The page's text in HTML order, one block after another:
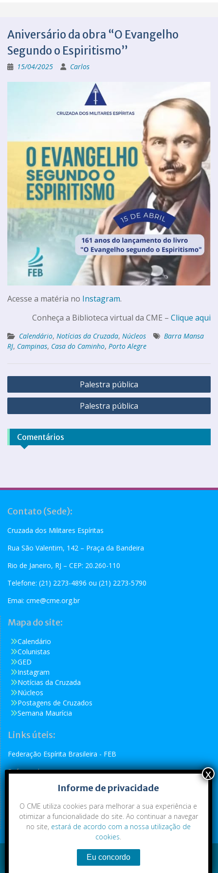
Aniversário da obra “O Evangelho
Segundo o Espiritismo”
15/04/2025 Carlos
Acesse a matéria no Instagram.
Conheça a Biblioteca virtual da CME – Clique aqui
Calendário, Notícias da Cruzada, Núcleos
Barra Mansa
RJ, Campinas, Casa do Caminho, Porto Alegre
Palestra pública
Palestra pública
Comentários
Contato (Sede):
Cruzada dos Militares Espíritas
Rua São Valentim, 142 – Praça da Bandeira
Rio de Janeiro, RJ – CEP: 20.260-110
Telefone: (21) 2273-4896 ou (21) 2273-5790
Emai: cme@cme.org.br
Mapa do site:
Calendário
Colunistas
GED
Instagram
Notícias da Cruzada
Núcleos
Postagens de Cruzados
Semana Maurícia
Links úteis:
Federação Espírita Brasileira - FEB
Reformador
Conselho Espírita Internacional - CEI
Conteúdo exclusivo da CME. Todos os direitos reservados.
Informe de privacidade
O CME utiliza cookies para melhorar a sua experiência e
otimizar a funcionalidade do site. Ao continuar a navegar
no site, estará de acordo com a nossa utilização de
cookies.